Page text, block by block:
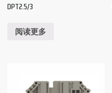
DPT2.5/3
阅读更多